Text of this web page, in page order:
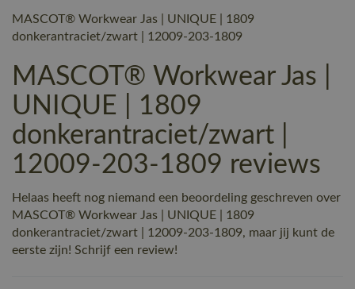
MASCOT® Workwear Jas | UNIQUE | 1809
donkerantraciet/zwart | 12009-203-1809
MASCOT® Workwear Jas |
UNIQUE | 1809
donkerantraciet/zwart |
12009-203-1809 reviews
Helaas heeft nog niemand een beoordeling geschreven over
MASCOT® Workwear Jas | UNIQUE | 1809
donkerantraciet/zwart | 12009-203-1809, maar jij kunt de
eerste zijn! Schrijf een review!